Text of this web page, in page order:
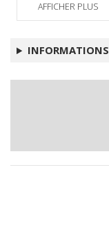
AFFICHER PLUS
INFORMATIONS